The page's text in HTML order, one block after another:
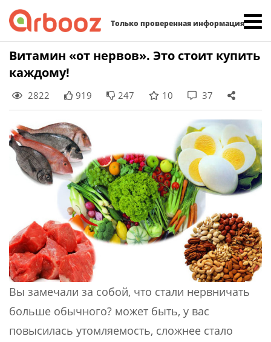
Только проверенная информация
Skip
content
Витамин «от нервов». Это стоит купить
каждому!
2822 919 247 10 37
Вы замечали за собой, что стали нервничать
больше обычного? может быть, у вас
повысилась утомляемость, сложнее стало
Найти: